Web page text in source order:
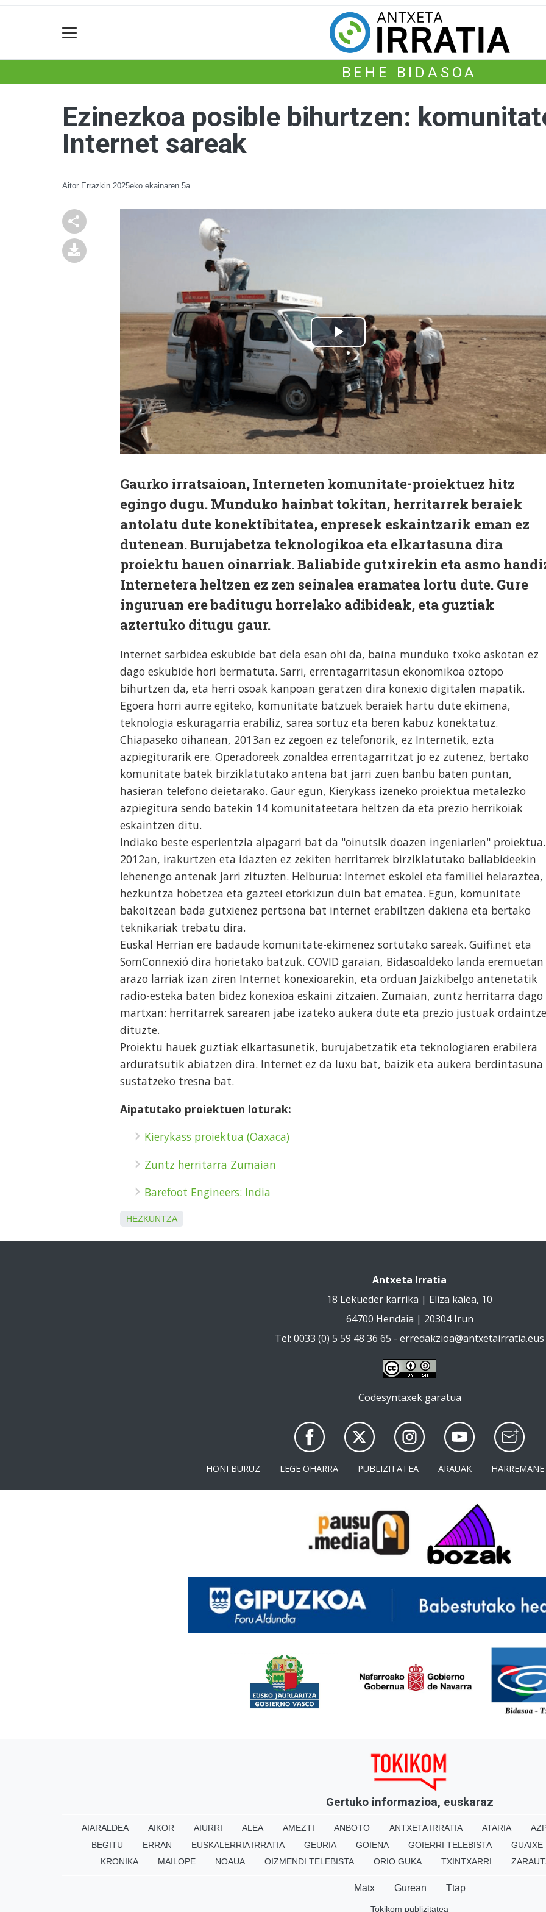
BEHE BIDASOA
Ezinezkoa posible bihurtzen:
Internet sareak
Aitor Errazkin 2025eko ekainaren 5a
Gaurko irratsaioan, Interneten komunitate-proiektuez hitz
egingo dugu. Munduko hainbat tokitan, herritarrek beraiek
antolatu dute konektibitatea, enpresek eskaintzarik eman ez
dutenean. Burujabetza teknologikoa eta elkartasuna dira
proiektu hauen oinarriak. Baliabide gutxirekin eta asmo
Internetera heltzen ez zen seinalea eramatea lortu dute. Gure
inguruan ere baditugu horrelako adibideak, eta guztiak
aztertuko ditugu gaur.
Internet sarbidea eskubide bat dela esan ohi da, baina munduko txoko askotan ez
dago eskubide hori bermatuta. Sarri, errentagarritasun ekonomikoa oztopo
bihurtzen da, eta herri osoak kanpoan geratzen dira konexio digitalen mapatik.
Egoera horri aurre egiteko, komunitate batzuek beraiek hartu dute ekimena,
teknologia eskuragarria erabiliz, sarea sortuz eta beren kabuz konektatuz.
Chiapaseko oihanean, 2013an ez zegoen ez telefonorik, ez Internetik, ezta
azpiegiturarik ere. Operadoreek zonaldea errentagarritzat jo ez zutenez, bertako
komunitate batek birziklatutako antena bat jarri zuen banbu baten puntan,
hasieran telefono deietarako. Gaur egun, Kierykass izeneko proiektua metalezko
azpiegitura sendo batekin 14 komunitateetara heltzen da eta prezio herrikoiak
eskaintzen ditu.
Indiako beste esperientzia aipagarri bat da "oinutsik doazen ingeniarien" proiektua.
2012an, irakurtzen eta idazten ez zekiten herritarrek birziklatutako baliabideekin
lehenengo antenak jarri zituzten. Helburua: Internet eskolei eta familiei helaraztea,
hezkuntza hobetzea eta gazteei etorkizun duin bat ematea. Egun, komunitate
bakoitzean bada gutxienez pertsona bat internet erabiltzen dakiena eta bertako
teknikariak trebatu dira.
Euskal Herrian ere badaude komunitate-ekimenez sortutako sareak. Guifi.net eta
SomConnexió dira horietako batzuk. COVID garaian, Bidasoaldeko landa eremuetan
arazo larriak izan ziren Internet konexioarekin, eta orduan Jaizkibelgo antenetatik
radio-esteka baten bidez konexioa eskaini zitzaien. Zumaian, zuntz herritarra dago
martxan: herritarrek sarearen jabe izateko aukera dute eta prezio justuak
dituzte.
Proiektu hauek guztiak elkartasunetik, burujabetzatik eta teknologiaren erabilera
arduratsutik abiatzen dira. Internet ez da luxu bat, baizik eta aukera berdintasuna
sustatzeko tresna bat.
Aipatutako proiektuen loturak:
Kierykass proiektua (Oaxaca)
Zuntz herritarra Zumaian
Barefoot Engineers: India
HEZKUNTZA
Antxeta Irratia
18 Lekueder karrika | Eliza kalea, 10
64700 Hendaia | 20304 Irun
Tel: 0033 (0) 5 59 48 36 65 - erredakzioa@antxetairratia.eus
Codesyntaxek garatua
HONI BURUZ LEGE OHARRA PUBLIZITATEA ARAUAK
Gertuko informazioa, euskaraz
AIARALDEA AIKOR AIURRI ALEA AMEZTI ANBOTO ANTXETA IRRATIA ATARIA
BEGITU
ERRAN EUSKALERRIA IRRATIA GEURIA GOIENA GOIERRI TELEBISTA
GUAIXE
KRONIKA
MAILOPE NOAUA OIZMENDI TELEBISTA ORIO GUKA TXINTXARRI
Matx Gurean Ttap
Tokikom publizitatea